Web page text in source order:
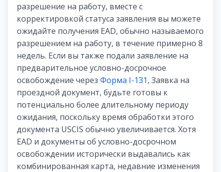
разрешение на работу, вместе с
корректировкой статуса заявления вы можете
ожидайте получения EAD, обычно называемого
разрешением на работу, в течение примерно 8
недель. Если вы также подали заявление на
предварительное условно-досрочное
освобождение через Форма I-131, Заявка на
проездной документ, будьте готовы к
потенциально более длительному периоду
ожидания, поскольку время обработки этого
документа USCIS обычно увеличивается. Хотя
EAD и документы об условно-досрочном
освобождении исторически выдавались как
комбинированная карта, недавние изменения